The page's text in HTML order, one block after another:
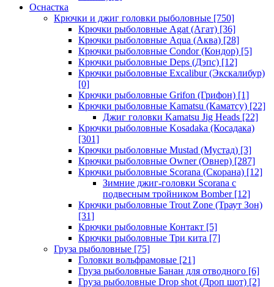
Оснастка
Крючки и джиг головки рыболовные [750]
Крючки рыболовные Agat (Агат) [36]
Крючки рыболовные Aqua (Аква) [28]
Крючки рыболовные Condor (Кондор) [5]
Крючки рыболовные Deps (Дэпс) [12]
Крючки рыболовные Excalibur (Экскалибур)
[0]
Крючки рыболовные Grifon (Грифон) [1]
Крючки рыболовные Kamatsu (Каматсу) [22]
Джиг головки Kamatsu Jig Heads [22]
Крючки рыболовные Kosadaka (Косадака)
[301]
Крючки рыболовные Mustad (Мустад) [3]
Крючки рыболовные Owner (Овнер) [287]
Крючки рыболовные Scorana (Скорана) [12]
Зимние джиг-головки Scorana с
подвесным тройником Bomber[12]
Крючки рыболовные Trout Zone (Траут Зон)
[31]
Крючки рыболовные Контакт [5]
Крючки рыболовные Три кита [7]
Груза рыболовные [75]
Головки вольфрамовые [21]
Груза рыболовные Банан для отводного [6]
Груза рыболовные Drop shot (Дроп шот) [2]